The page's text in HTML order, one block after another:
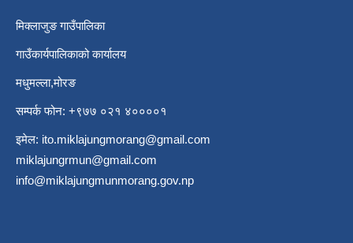
मिक्लाजुङ गाउँपालिका
गाउँकार्यपालिकाको कार्यालय
मधुमल्ला,मोरङ
सम्पर्क फोन: +९७७ ०२१ ४००००१
इमेल: ito.miklajungmorang@gmail.com
miklajungrmun@gmail.com
info@miklajungmunmorang.gov.np